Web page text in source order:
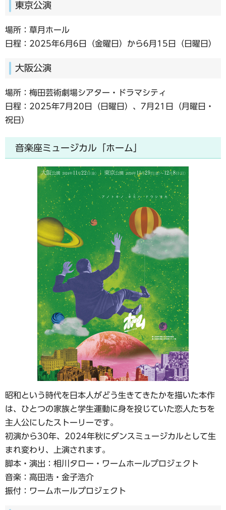
東京公演
場所：草月ホール
日程：2025年6月6日（金曜日）から6月15日（日曜日）
大阪公演
場所：梅田芸術劇場シアター・ドラマシティ
日程：2025年7月20日（日曜日）、7月21日（月曜日・
祝日）
音楽座ミュージカル「ホーム」
昭和という時代を日本人がどう生きてきたかを描いた本作
は、ひとつの家族と学生運動に身を投じていた恋人たちを
主人公にしたストーリーです。
初演から30年、2024年秋にダンスミュージカルとして生
まれ変わり、上演されます。
脚本・演出：相川タロー・ワームホールプロジェクト
音楽：高田浩・金子浩介
振付：ワームホールプロジェクト